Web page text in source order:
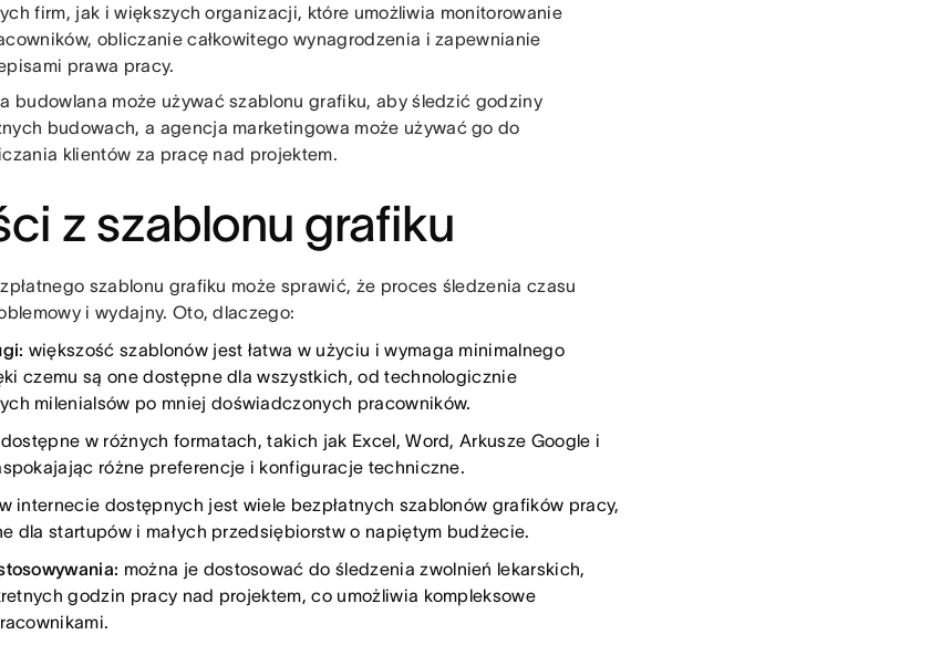
firm, jak i większych organizacji, które umożliwia monitorowanie
obliczanie całkowitego wynagrodzenia i zapewnianie
prawa pracy.
budowlana może używać szablonu grafiku, aby śledzić godziny
budowach, a agencja marketingowa może używać go do
klientów za pracę nad projektem.
z szablonu grafiku
szablonu grafiku może sprawić, że proces śledzenia czasu
i wydajny. Oto, dlaczego:
większość szablonów jest łatwa w użyciu i wymaga minimalnego
czemu są one dostępne dla wszystkich, od technologicznie
milenialsów po mniej doświadczonych pracowników.
dostępne w różnych formatach, takich jak Excel, Word, Arkusze Google i
różne preferencje i konfiguracje techniczne.
w internecie dostępnych jest wiele bezpłatnych szablonów grafików pracy,
dla startupów i małych przedsiębiorstw o napiętym budżecie.
można je dostosować do śledzenia zwolnień lekarskich,
godzin pracy nad projektem, co umożliwia kompleksowe